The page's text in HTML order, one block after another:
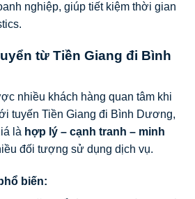
nghiệp, giúp tiết kiệm thời gian
từ Tiền Giang đi Bình
nhiều khách hàng quan tâm khi
tuyến Tiền Giang đi Bình Dương,
là hợp lý – cạnh tranh – minh
đối tượng sử dụng dịch vụ.
biến: